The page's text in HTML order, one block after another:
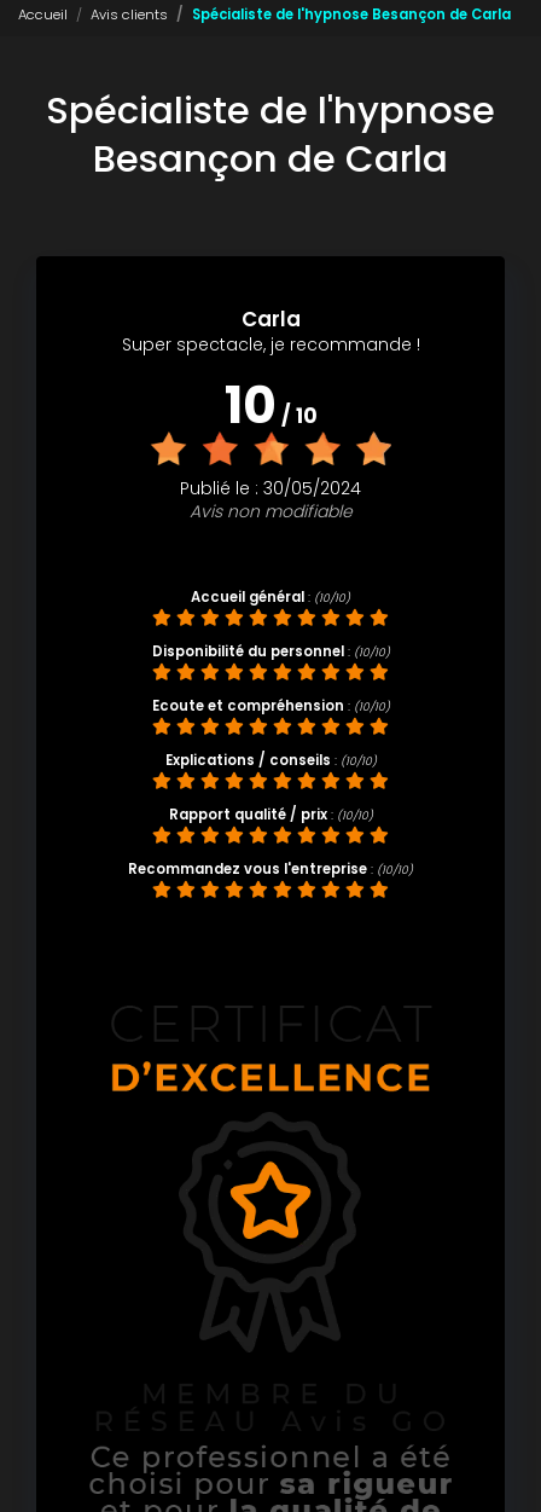
Accueil Avis clients Spécialiste de l'hypnose Besançon de Carla
Spécialiste de l'hypnose
Besançon de Carla
Carla
Super spectacle, je recommande !
10 / 10
Publié le : 30/05/2024
Avis non modifiable
Accueil général: (10/10)
Disponibilité du personnel: (10/10)
Ecoute et compréhension : (10/10)
Explications / conseils : (10/10)
Rapport qualité / prix: (10/10)
Recommandez vous l'entreprise: (10/10)